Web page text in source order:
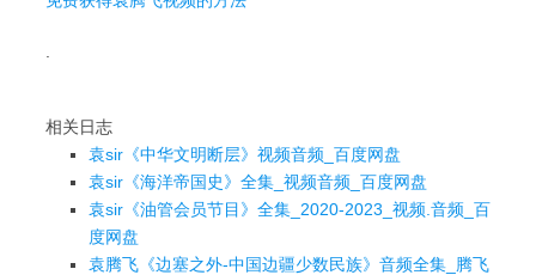
相关日志
袁sir《中华文明断层》视频音频_百度网盘
袁sir《海洋帝国史》全集_视频音频_百度网盘
袁sir《油管会员节目》全集_2020-2023_视频.音频_百
度网盘
袁腾飞《边塞之外-中国边疆少数民族》音频全集_腾飞